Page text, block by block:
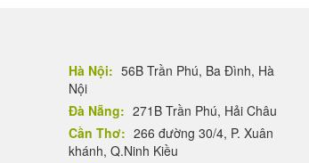
Hà Nội: 56B Trần Phú, Ba Đình, Hà
Nội
Đà Nẵng: 271B Trần Phú, Hải Châu
Cần Thơ: 266 đường 30/4, P. Xuân
khánh, Q.Ninh Kiều